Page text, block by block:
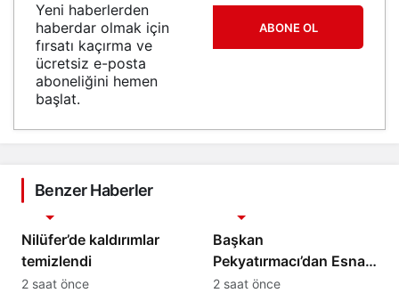
Yeni haberlerden
haberdar olmak için
fırsatı kaçırma ve
ücretsiz e-posta
aboneliğini hemen
başlat.
ABONE OL
Benzer Haberler
Nilüfer’de kaldırımlar
temizlendi
2 saat önce
Başkan
Pekyatırmacı’dan Esnaf
Ziyareti
2 saat önce